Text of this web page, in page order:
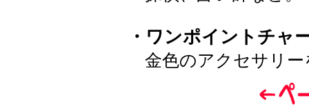
・ワンポイントチャ
金色のアクセサリー